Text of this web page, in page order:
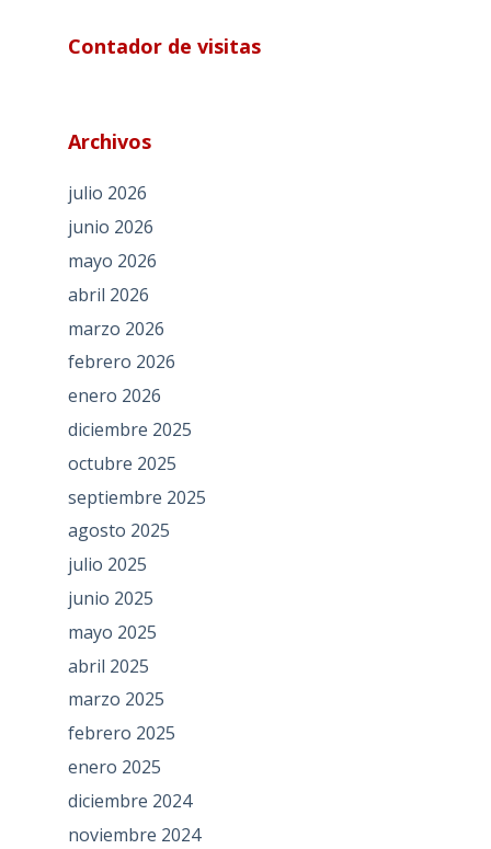
Contador de visitas
Archivos
julio 2026
junio 2026
mayo 2026
abril 2026
marzo 2026
febrero 2026
enero 2026
diciembre 2025
octubre 2025
septiembre 2025
agosto 2025
julio 2025
junio 2025
mayo 2025
abril 2025
marzo 2025
febrero 2025
enero 2025
diciembre 2024
noviembre 2024